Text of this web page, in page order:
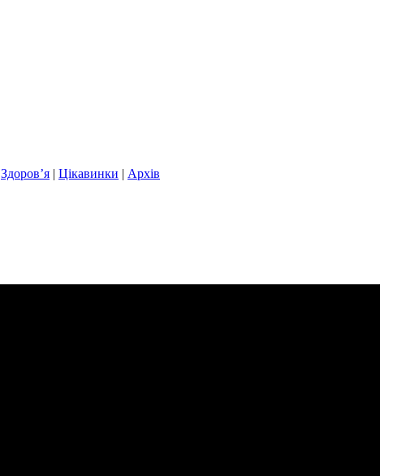
Здоров’я | Цікавинки | Архів